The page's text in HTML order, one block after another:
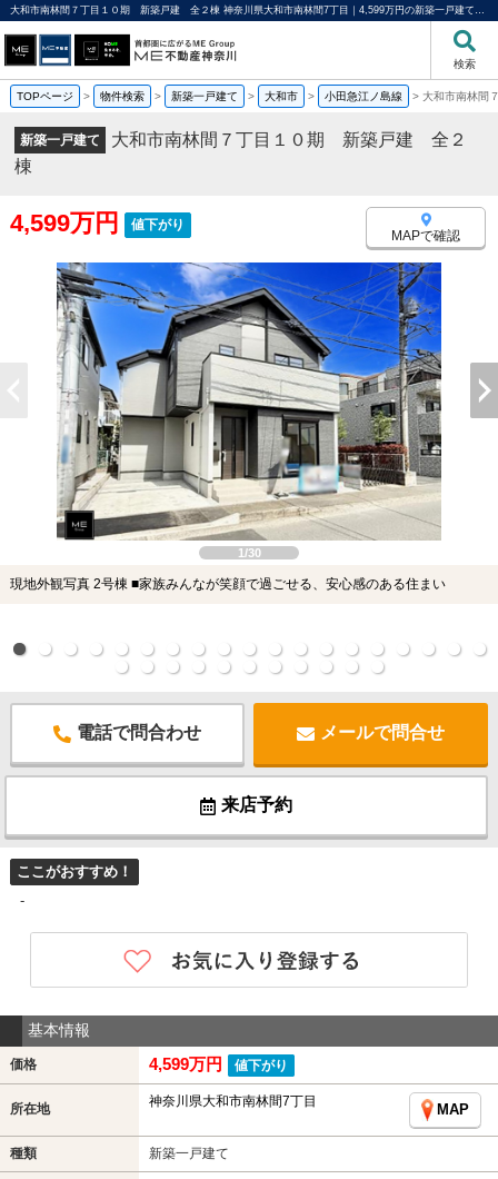
大和市南林間７丁目１０期 新築戸建 全２棟 神奈川県大和市南林間7丁目｜4,599万円の新築一戸建て｜分譲住宅や新築物件｜ME不動産神奈川
検索
TOPページ > 物件検索 > 新築一戸建て > 大和市 > 小田急江ノ島線 > 大和市南林間
新築一戸建て
大和市南林間７丁目１０期 新築戸建 全２
棟
4,599万円 値下がり
MAPで確認
1/30
現地外観写真 2号棟 ■家族みんなが笑顔で過ごせる、安心感のある住まい
電話で問合わせ メールで問合せ
来店予約
ここがおすすめ！
-
基本情報
価格 4,599万円 値下がり
所在地 神奈川県大和市南林間7丁目
MAP
種類 新築一戸建て